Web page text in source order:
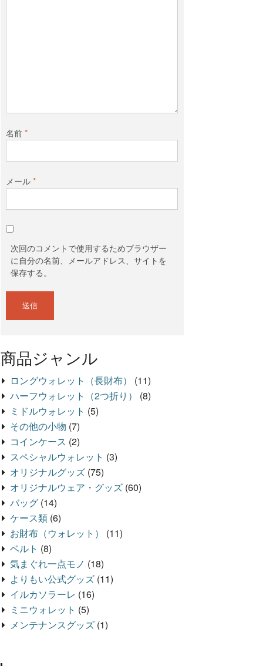
名前*
メール*
次回のコメントで使用するためブラウザー
に自分の名前、メールアドレス、サイトを
保存する。
商品ジャンル
ロングウォレット（長財布）
(11)
ハーフウォレット（2つ折り）
(8)
ミドルウォレット (5)
その他の小物 (7)
コインケース (2)
スペシャルウォレット (3)
オリジナルグッズ (75)
オリジナルウェア・グッズ (60)
バッグ (14)
ケース類 (6)
お財布（ウォレット）
(11)
ベルト (8)
気まぐれ一点モノ (18)
よりもい公式グッズ (11)
イルカソラーレ (16)
ミニウォレット (5)
メンテナンスグッズ (1)